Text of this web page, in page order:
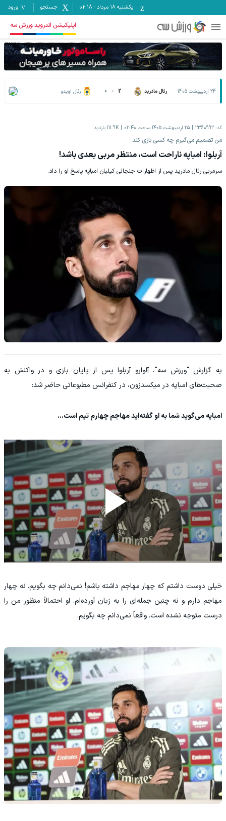
یکشنبه ۱۸ مرداد -
02:18 جستجو ورود
اپلیکیشن اندروید ورزش سه
24 اردیبهشت 1405 رئال مادرید 2
-
0 رئال اویدو
کد: 2360992 25 اردیبهشت 1405 ساعت 02:40 111.9K بازدید
من تصمیم می‌گیرم چه کسی بازی کند
آربلوا: امباپه ناراحت است، منتظر مربی بعدی باشد!
سرمربی رئال مادرید پس از اظهارات جنجالی کیلیان امباپه پاسخ او را داد.
به گزارش "ورزش سه"، آلوارو آربلوا پس از پایان بازی و در واکنش به
صحبت‌های امباپه در میکسدزون، در کنفرانس مطبوعاتی حاضر شد:
امباپه می‌گوید شما به او گفته‌اید مهاجم چهارم تیم است...
خیلی دوست داشتم که چهار مهاجم داشته باشم! نمی‌دانم چه بگویم. نه چهار
مهاجم دارم و نه چنین جمله‌ای را به زبان آورده‌ام. او احتمالاً منظور من را
درست متوجه نشده است. واقعاً نمی‌دانم چه بگویم.